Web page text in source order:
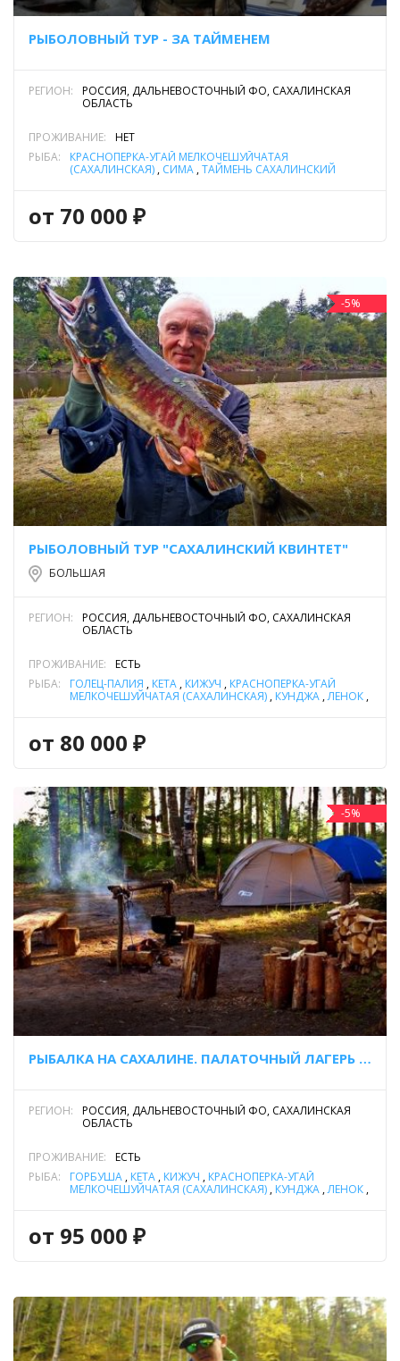
РЫБОЛОВНЫЙ ТУР - ЗА ТАЙМЕНЕМ
РЕГИОН:
РОССИЯ, ДАЛЬНЕВОСТОЧНЫЙ ФО, САХАЛИНСКАЯ
ОБЛАСТЬ
ПРОЖИВАНИЕ:
НЕТ
РЫБА:
КРАСНОПЁРКА-УГАЙ МЕЛКОЧЕШУЙЧАТАЯ
(САХАЛИНСКАЯ) , СИМА ,ТАЙМЕНЬ САХАЛИНСКИЙ
от 70 000 ₽
-5%
РЫБОЛОВНЫЙ ТУР "САХАЛИНСКИЙ КВИНТЕТ"
БОЛЬШАЯ
РЕГИОН:
РОССИЯ, ДАЛЬНЕВОСТОЧНЫЙ ФО, САХАЛИНСКАЯ
ОБЛАСТЬ
ПРОЖИВАНИЕ:
ЕСТЬ
РЫБА:
ГОЛЕЦ-ПАЛИЯ , КЕТА , КИЖУЧ , КРАСНОПЁРКА-УГАЙ
МЕЛКОЧЕШУЙЧАТАЯ (САХАЛИНСКАЯ) , КУНДЖА ,ЛЕНОК ,
от 80 000 ₽
-5%
РЫБАЛКА НА САХАЛИНЕ. ПАЛАТОЧНЫЙ ЛАГЕРЬ НА РЕКЕ БОЛЬШАЯ
РЕГИОН:
РОССИЯ, ДАЛЬНЕВОСТОЧНЫЙ ФО, САХАЛИНСКАЯ
ОБЛАСТЬ
ПРОЖИВАНИЕ:
ЕСТЬ
РЫБА:
ГОРБУША , КЕТА , КИЖУЧ , КРАСНОПЁРКА-УГАЙ
МЕЛКОЧЕШУЙЧАТАЯ (САХАЛИНСКАЯ) , КУНДЖА ,ЛЕНОК ,
от 95 000 ₽